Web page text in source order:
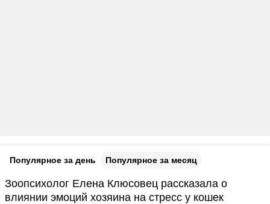
Популярное за день Популярное за месяц
Зоопсихолог Елена Клюсовец рассказала о
влиянии эмоций хозяина на стресс у кошек